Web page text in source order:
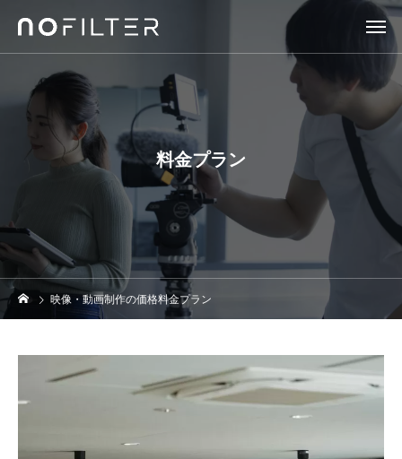
料金プラン
映像・動画制作の価格料金プラン